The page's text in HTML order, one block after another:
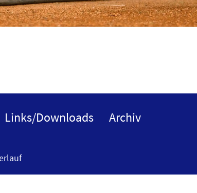
Links/Downloads Archiv